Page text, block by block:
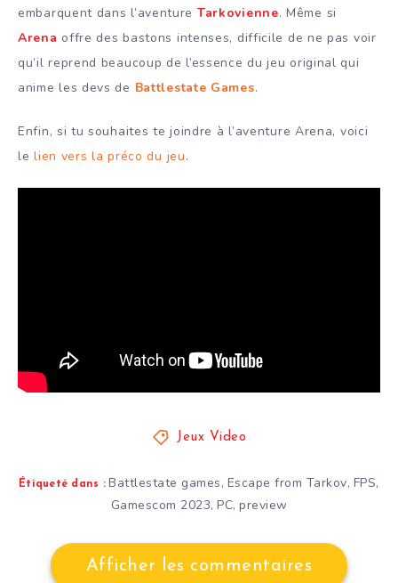
embarquent dans l’aventure Tarkovienne. Même si
Arena offre des bastons intenses, difficile de ne pas voir
qu’il reprend beaucoup de l’essence du jeu original qui
anime les devs de Battlestate Games.
Enfin, si tu souhaites te joindre à l’aventure Arena, voici
lelien vers la préco du jeu.
Jeux Video
Étiqueté dans : Battlestate games, Escape from Tarkov, FPS,
Gamescom 2023, PC, preview
Afficher les commentaires